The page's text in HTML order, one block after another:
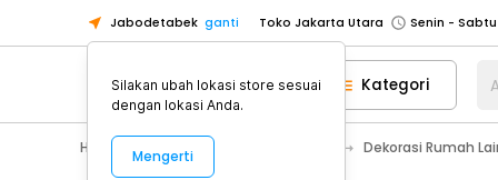
Jabodetabek ganti Toko Jakarta Utara
Toko Tangerang
Toko Cikupa
Pick n Go Jakarta Barat
Senin -
Pick n Go Bekasi
Senin - Jumat
Kategori
Home Appliance Dekorasi Rumah
Silakan ubah lokasi store sesuai
dengan lokasi Anda.
Mengerti